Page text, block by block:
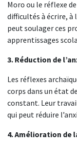
Moro ou le réflexe
difficultés à écrire, à
peut soulager ces
apprentissages
3. Réduction de
Les réflexes
corps dans un état
constant. Leur
qui peut réduire
4. Amélioration de